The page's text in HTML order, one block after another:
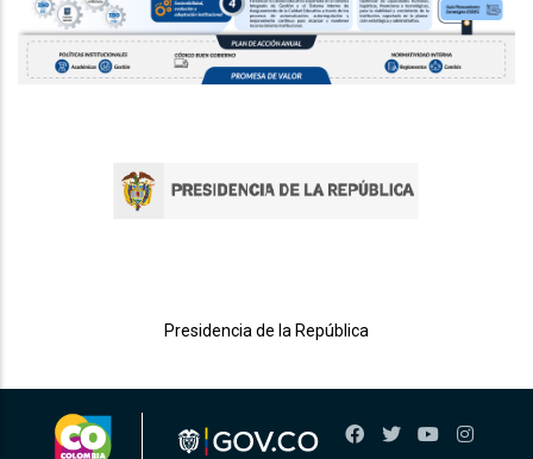
Presidencia de la República